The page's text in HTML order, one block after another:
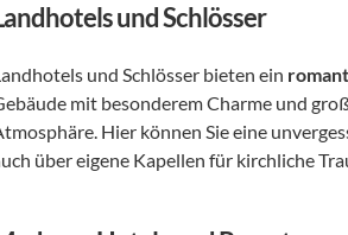
und Schlösser
und Schlösser bieten ein
mit besonderem Charme und
Hier können Sie eine
über eigene Kapellen für kirchliche